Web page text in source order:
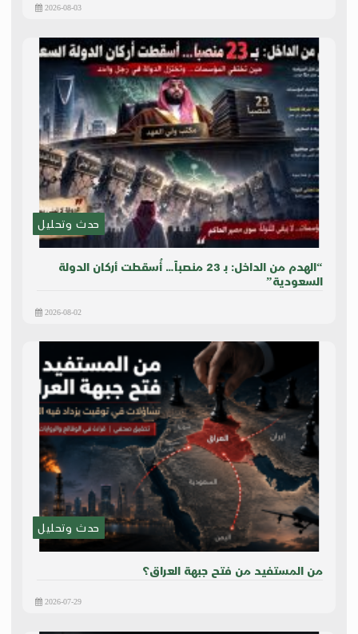
2026-08-03
حدث وتحليل
“الهدم من الداخل: بـ 23 منصباً… أُسقطت أركان الدولة
السعودية”
2026-08-02
حدث وتحليل
من المستفيد من فتح جبهة العراق؟
2026-07-29